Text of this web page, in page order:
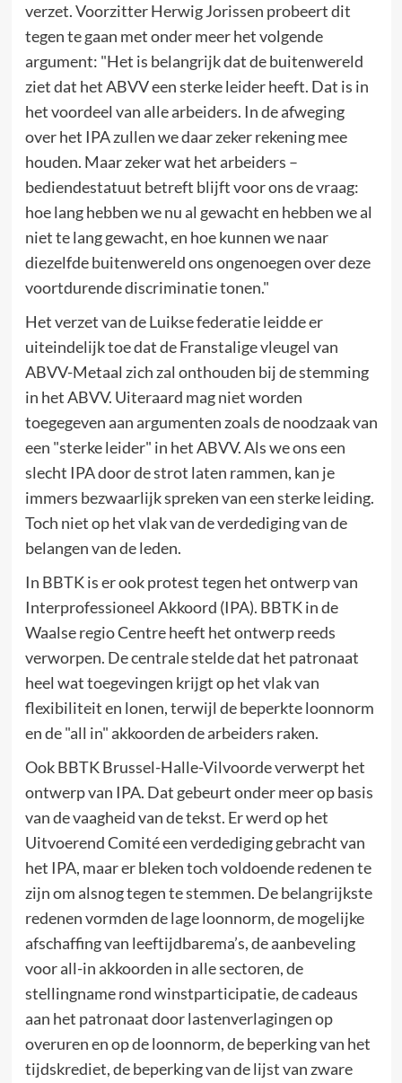
verzet. Voorzitter Herwig Jorissen probeert dit
tegen te gaan met onder meer het volgende
argument: "Het is belangrijk dat de buitenwereld
ziet dat het ABVV een sterke leider heeft. Dat is in
het voordeel van alle arbeiders. In de afweging
over het IPA zullen we daar zeker rekening mee
houden. Maar zeker wat het arbeiders –
bediendestatuut betreft blijft voor ons de vraag:
hoe lang hebben we nu al gewacht en hebben we al
niet te lang gewacht, en hoe kunnen we naar
diezelfde buitenwereld ons ongenoegen over deze
voortdurende discriminatie tonen."
Het verzet van de Luikse federatie leidde er
uiteindelijk toe dat de Franstalige vleugel van
ABVV-Metaal zich zal onthouden bij de stemming
in het ABVV. Uiteraard mag niet worden
toegegeven aan argumenten zoals de noodzaak van
een "sterke leider" in het ABVV. Als we ons een
slecht IPA door de strot laten rammen, kan je
immers bezwaarlijk spreken van een sterke leiding.
Toch niet op het vlak van de verdediging van de
belangen van de leden.
In BBTK is er ook protest tegen het ontwerp van
Interprofessioneel Akkoord (IPA). BBTK in de
Waalse regio Centre heeft het ontwerp reeds
verworpen. De centrale stelde dat het patronaat
heel wat toegevingen krijgt op het vlak van
flexibiliteit en lonen, terwijl de beperkte loonnorm
en de "all in" akkoorden de arbeiders raken.
Ook BBTK Brussel-Halle-Vilvoorde verwerpt het
ontwerp van IPA. Dat gebeurt onder meer op basis
van de vaagheid van de tekst. Er werd op het
Uitvoerend Comité een verdediging gebracht van
het IPA, maar er bleken toch voldoende redenen te
zijn om alsnog tegen te stemmen. De belangrijkste
redenen vormden de lage loonnorm, de mogelijke
afschaffing van leeftijdbarema’s, de aanbeveling
voor all-in akkoorden in alle sectoren, de
stellingname rond winstparticipatie, de cadeaus
aan het patronaat door lastenverlagingen op
overuren en op de loonnorm, de beperking van het
tijdskrediet, de beperking van de lijst van zware